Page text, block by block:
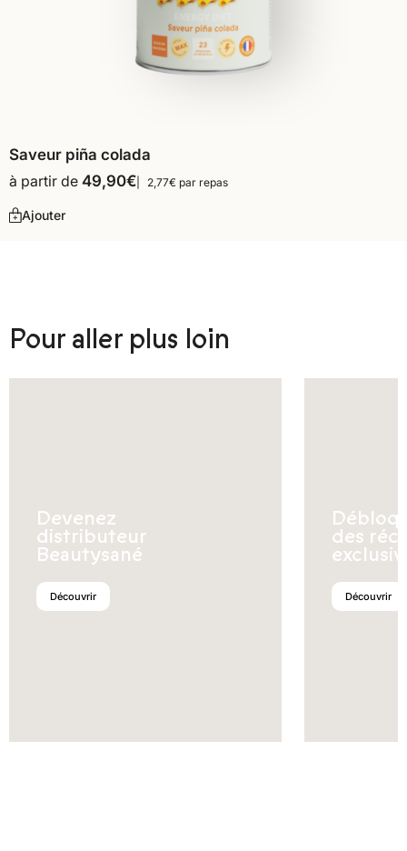
Saveur piña colada
à partir de 49,90€ 2,77€ par repas
Ajouter
Pour aller plus loin
Devenez
distributeur
Beautysané
Découvrir
des
Découvrir